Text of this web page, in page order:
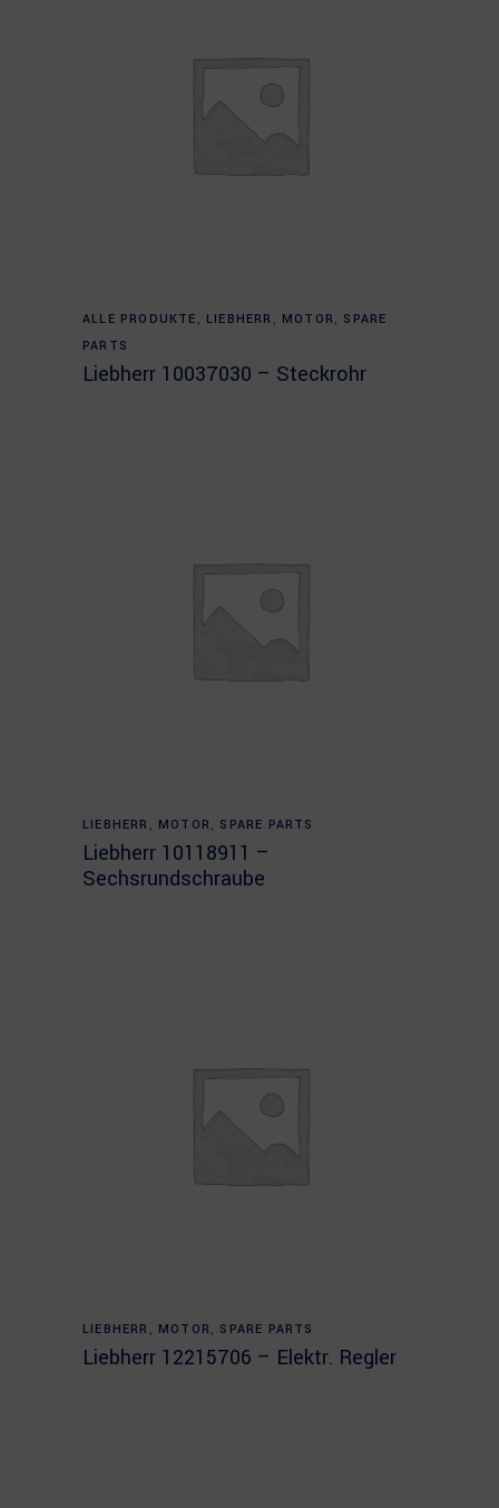
Read more
ALLE PRODUKTE , LIEBHERR , MOTOR , SPARE
PARTS
Liebherr 10037030 – Steckrohr
Read more
LIEBHERR , MOTOR , SPARE PARTS
Liebherr 10118911 –
Sechsrundschraube
Read more
LIEBHERR , MOTOR , SPARE PARTS
Liebherr 12215706 – Elektr. Regler